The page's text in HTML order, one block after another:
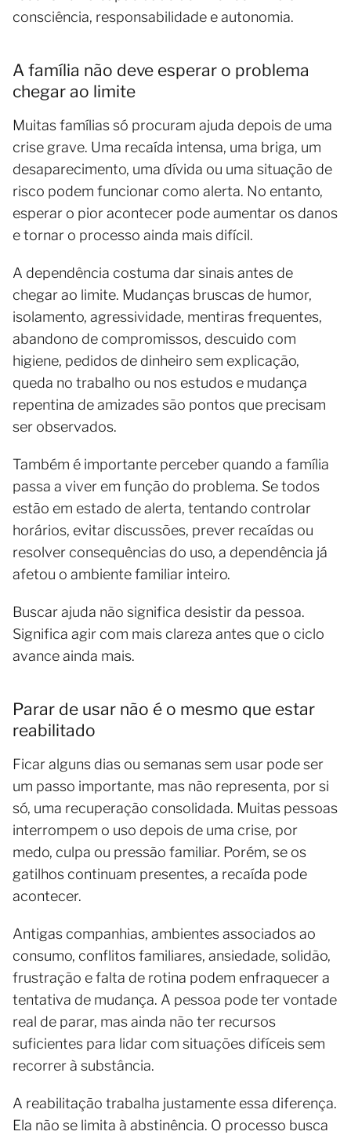
consciência, responsabilidade e autonomia.
A família não deve esperar o problema
chegar ao limite
Muitas famílias só procuram ajuda depois de uma
crise grave. Uma recaída intensa, uma briga, um
desaparecimento, uma dívida ou uma situação de
risco podem funcionar como alerta. No entanto,
esperar o pior acontecer pode aumentar os danos
e tornar o processo ainda mais difícil.
A dependência costuma dar sinais antes de
chegar ao limite. Mudanças bruscas de humor,
isolamento, agressividade, mentiras frequentes,
abandono de compromissos, descuido com
higiene, pedidos de dinheiro sem explicação,
queda no trabalho ou nos estudos e mudança
repentina de amizades são pontos que precisam
ser observados.
Também é importante perceber quando a família
passa a viver em função do problema. Se todos
estão em estado de alerta, tentando controlar
horários, evitar discussões, prever recaídas ou
resolver consequências do uso, a dependência já
afetou o ambiente familiar inteiro.
Buscar ajuda não significa desistir da pessoa.
Significa agir com mais clareza antes que o ciclo
avance ainda mais.
Parar de usar não é o mesmo que estar
reabilitado
Ficar alguns dias ou semanas sem usar pode ser
um passo importante, mas não representa, por si
só, uma recuperação consolidada. Muitas pessoas
interrompem o uso depois de uma crise, por
medo, culpa ou pressão familiar. Porém, se os
gatilhos continuam presentes, a recaída pode
acontecer.
Antigas companhias, ambientes associados ao
consumo, conflitos familiares, ansiedade, solidão,
frustração e falta de rotina podem enfraquecer a
tentativa de mudança. A pessoa pode ter vontade
real de parar, mas ainda não ter recursos
suficientes para lidar com situações difíceis sem
recorrer à substância.
A reabilitação trabalha justamente essa diferença.
Ela não se limita à abstinência. O processo busca